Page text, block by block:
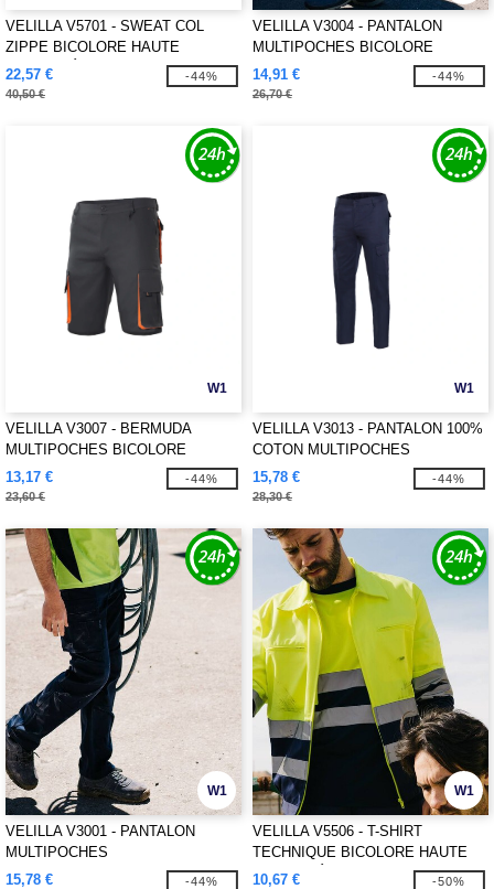
VELILLA V5701 - SWEAT COL
ZIPPE BICOLORE HAUTE
VISIBILITÉ
22,57 €
40,50 €
-44%
VELILLA V3004 - PANTALON
MULTIPOCHES BICOLORE
14,91 €
26,70 €
-44%
W1
VELILLA V3007 - BERMUDA
MULTIPOCHES BICOLORE
13,17 €
23,60 €
-44%
W1
VELILLA V3013 - PANTALON 100%
COTON MULTIPOCHES
15,78 €
28,30 €
-44%
W1
VELILLA V3001 - PANTALON
MULTIPOCHES
15,78 €
-44%
W1
VELILLA V5506 - T-SHIRT
TECHNIQUE BICOLORE HAUTE
VISIBILITÉ
10,67 € -50%